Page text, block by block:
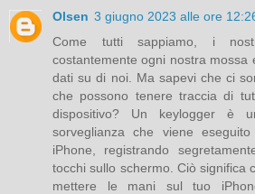
Olsen 3 giugno 2023 alle ore
Come tutti sappiamo, i
costantemente ogni nostra mossa
dati su di noi. Ma sapevi che ci
che possono tenere traccia di
dispositivo? Un keylogger è
sorveglianza che viene
iPhone, registrando
tocchi sullo schermo. Ciò significa
mettere le mani sul tuo